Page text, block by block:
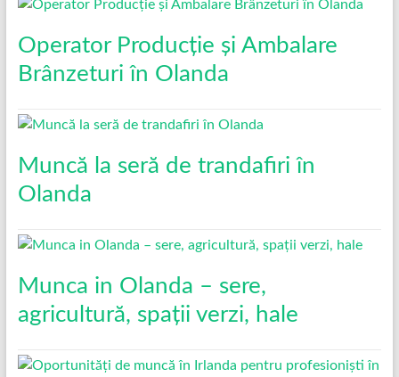
Operator Producție și Ambalare
Brânzeturi în Olanda
Muncă la seră de trandafiri în
Olanda
Munca in Olanda – sere,
agricultură, spații verzi, hale